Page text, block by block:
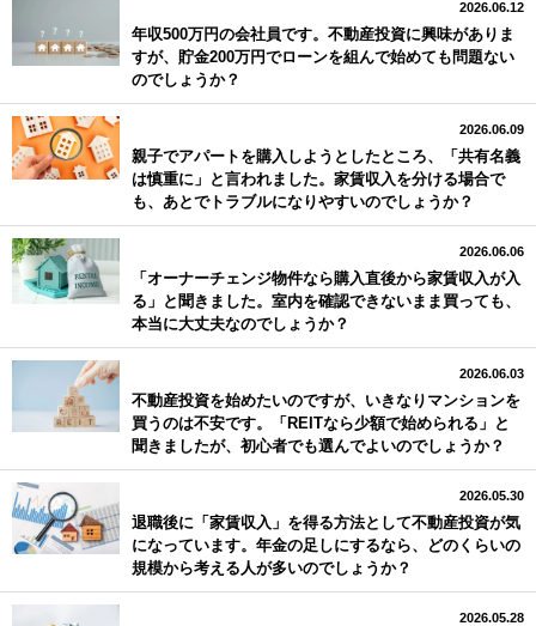
2026.06.12
年収500万円の会社員です。不動産投資に興味がありま
すが、貯金200万円でローンを組んで始めても問題ない
のでしょうか？
2026.06.09
親子でアパートを購入しようとしたところ、「共有名義
は慎重に」と言われました。家賃収入を分ける場合で
も、あとでトラブルになりやすいのでしょうか？
2026.06.06
「オーナーチェンジ物件なら購入直後から家賃収入が入
る」と聞きました。室内を確認できないまま買っても、
本当に大丈夫なのでしょうか？
2026.06.03
不動産投資を始めたいのですが、いきなりマンションを
買うのは不安です。「REITなら少額で始められる」と
聞きましたが、初心者でも選んでよいのでしょうか？
2026.05.30
退職後に「家賃収入」を得る方法として不動産投資が気
になっています。年金の足しにするなら、どのくらいの
規模から考える人が多いのでしょうか？
2026.05.28